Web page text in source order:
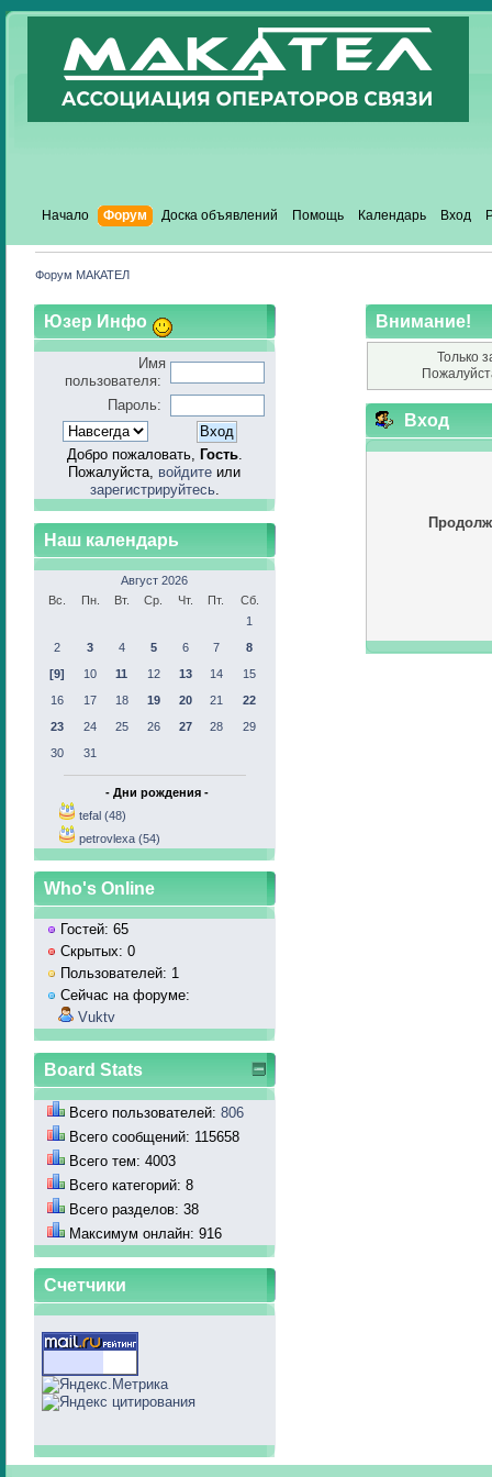
Начало Форум Доска объявлений Помощь Календарь Вход
Форум МАКАТЕЛ
Юзер Инфо
Имя
пользователя:
Пароль:
Добро пожаловать, Гость.
Пожалуйста, войдите или
зарегистрируйтесь.
Наш календарь
Август 2026
Вс.
Пн. Вт. Ср. Чт. Пт.
Сб.
1
2
3 4 5 6 7
8
[9]
10 11 12 13 14
15
16
17 18 19 20 21
22
23
24 25 26 27 28
29
30
31
- Дни рождения -
tefal (48)
petrovlexa (54)
Who's Online
Гостей: 65
Скрытых: 0
Пользователей: 1
Сейчас на форуме:
Vuktv
Board Stats
Всего пользователей: 806
Всего сообщений: 115658
Всего тем: 4003
Всего категорий: 8
Всего разделов: 38
Максимум онлайн: 916
Счетчики
Внимание!
Только
Вход